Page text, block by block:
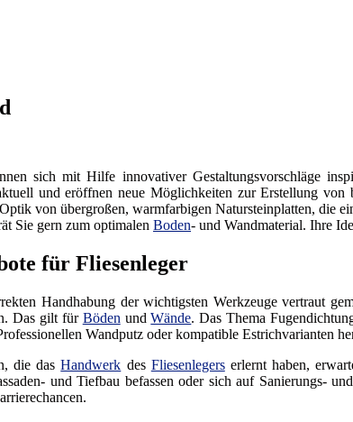
sich mit Hilfe innovativer Gestaltungsvorschläge
und eröffnen neue Möglichkeiten zur Erstellung
von übergroßen, warmfarbigen Natursteinplatten, die
Sie gern zum optimalen Boden- und Wandmaterial. Ihre
für Fliesenleger
Handhabung der wichtigsten Werkzeuge vertraut
Das gilt für Böden undWände. Das Thema
Wandputz oder kompatible Estrichvarianten
die dasHandwerk des Fliesenlegerserlernt haben,
und Tiefbau befassen oder sich auf Sanierungs-